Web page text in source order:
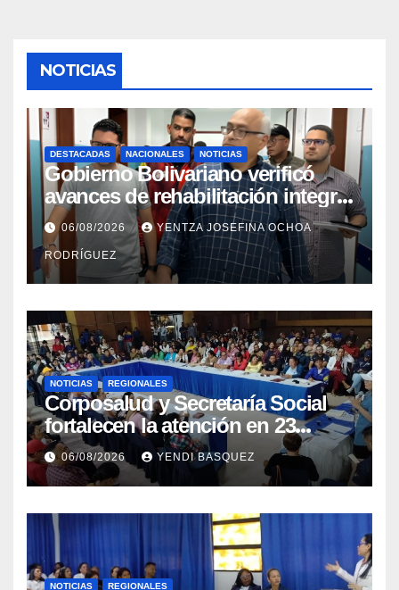
NOTICIAS
DESTACADAS NACIONALES NOTICIAS
Gobierno Bolivariano verificó
avances de rehabilitación integral
en el Hospital Dr. José María
Vargas
06/08/2026 YENTZA JOSEFINA OCHOA
RODRÍGUEZ
NOTICIAS REGIONALES
Corposalud y Secretaría Social
fortalecen la atención en 23
municipios
06/08/2026 YENDI BASQUEZ
NOTICIAS REGIONALES